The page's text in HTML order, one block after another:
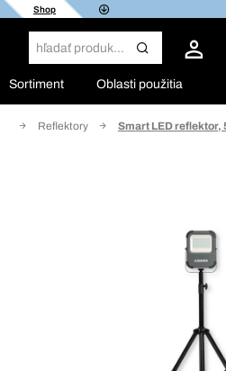
Shop
Sortiment Oblasti použitia
Reflektory Smart LED reflektor,